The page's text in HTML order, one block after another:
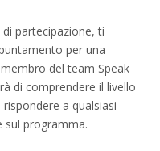
partecipazione, ti
per una
del team Speak
di comprendere il livello
a qualsiasi
sul programma.